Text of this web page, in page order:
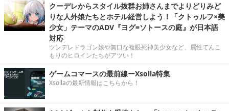
クーデレからスタイル抜群お姉さんまでよりどりみど
りな人外娘たちとホテル経営しよう！「クトゥルフ×美
少女」テーマのADV『ヨグ=ソトースの庭』が日本語
対応
ツンデレドラゴン娘や無口な複眼死神美少女など、属性てんこ
もりのヒロインたちがアツい！
ゲームコマースの最前線ーXsolla特集
Xsollaの最新情報はこちらから！